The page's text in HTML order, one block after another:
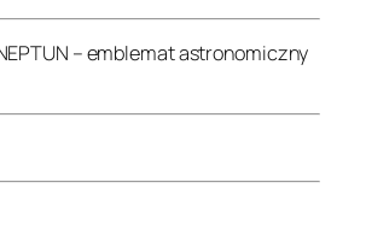
– emblemat astronomiczny